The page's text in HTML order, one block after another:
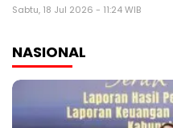
Sabtu, 18 Jul 2026 - 11:24 WIB
NASIONAL